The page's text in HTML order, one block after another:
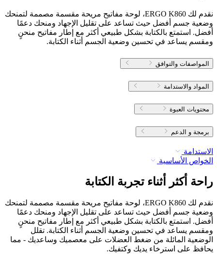
نقدم لك ERGO K860، لوحة مفاتيح مريحة مقسمة مصممة لتمنحك
وضعية جسم أفضل حيث تساعد على تقليل الإجهاد ومنحك دعمًا
أفضل. استمتع بالكتابة بشكل طبيعي أكثر مع إطار مفاتيح منحنٍ
ومقسم يساعد في تحسين وضعية الجسم أثناء الكتابة.
المواصفات والتوافق
المواد والاستدامة
محتويات العبوة
برمجة و الدعم
الاستدامة
الخواص الأساسية
راحة أكثر أثناء تجربة الكتابة
نقدم لك ERGO K860، لوحة مفاتيح مريحة مقسمة مصممة لتمنحك
وضعية جسم أفضل حيث تساعد على تقليل الإجهاد ومنحك دعمًا
أفضل. استمتع بالكتابة بشكل طبيعي أكثر مع إطار مفاتيح منحنٍ
ومقسم يساعد في تحسين وضعية الجسم أثناء الكتابة. تقلل
الوضعية المائلة من ضغط العضلات على معصميك وساعديك - مما
يحافظ على استرخاء يديك وكتفيك.